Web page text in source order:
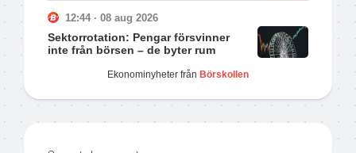
12:44 · 08 aug 2026
Sektorrotation: Pengar försvinner
inte från börsen – de byter rum
Ekonominyheter från Börskollen